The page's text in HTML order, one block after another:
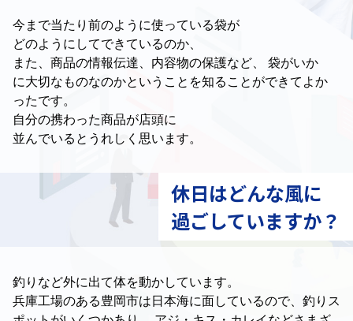
今まで当たり前のように使っている袋が
どのようにしてできているのか、
また、商品の情報伝達、内容物の保護など、
袋がいか
に大切なものなのかということを知ることができてよか
ったです。
自分の携わった商品が店頭に
並んでいるとうれしく思います。
休日はどんな風に
過ごしていますか？
釣りなど外に出て体を動かしています。
兵庫工場のある豊岡市は日本海に面しているので、 釣りス